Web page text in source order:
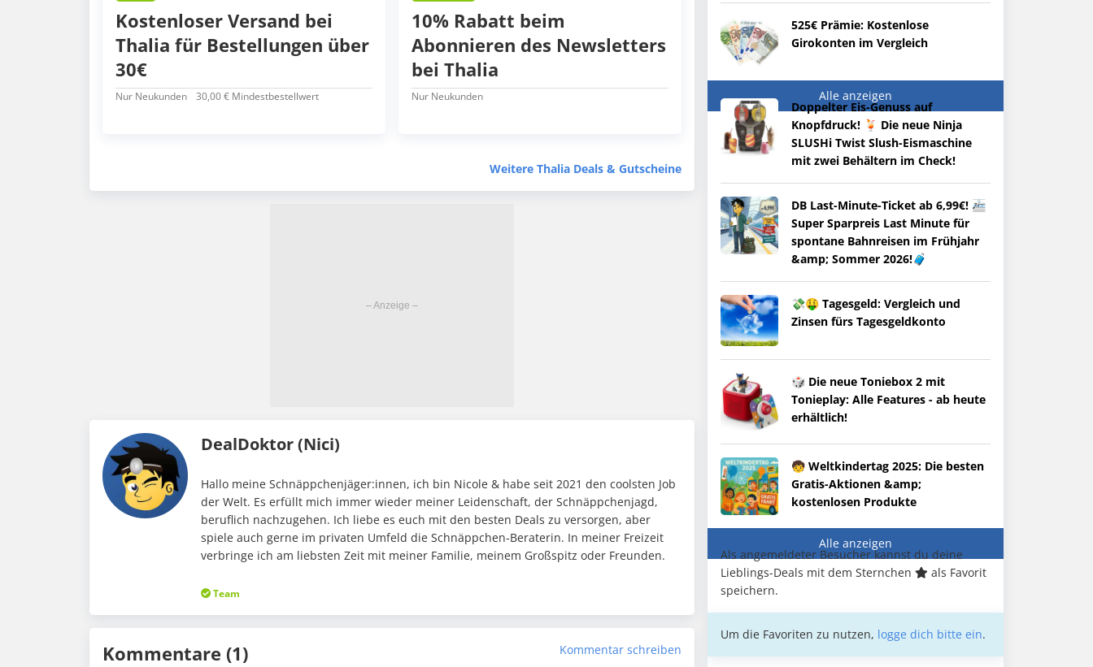
Kostenloser Versand bei
Thalia für Bestellungen über
30€
Nur Neukunden 30,00 € Mindestbestellwert
10% Rabatt beim
Abonnieren des Newsletters
bei Thalia
Nur Neukunden
Weitere Thalia Deals & Gutscheine
DealDoktor (Nici)
Hallo meine Schnäppchenjäger:innen, ich bin Nicole & habe seit 2021 den coolsten Job
der Welt. Es erfüllt mich immer wieder meiner Leidenschaft, der Schnäppchenjagd,
beruflich nachzugehen. Ich liebe es euch mit den besten Deals zu versorgen, aber
spiele auch gerne im privaten Umfeld die Schnäppchen-Beraterin. In meiner Freizeit
verbringe ich am liebsten Zeit mit meiner Familie, meinem Großspitz oder Freunden.
Team
Kommentare (1) Kommentar schreiben
525€ Prämie: Kostenlose
Girokonten im Vergleich
Alle anzeigen
Doppelter Eis-Genuss auf
Knopfdruck! 🍹 Die neue Ninja
SLUSHi Twist Slush-Eismaschine
mit zwei Behältern im Check!
DB Last-Minute-Ticket ab 6,99€! 🚈
Super Sparpreis Last Minute für
spontane Bahnreisen im Frühjahr
&amp; Sommer 2026!🧳
💸🤑 Tagesgeld: Vergleich und
Zinsen fürs Tagesgeldkonto
🎲 Die neue Toniebox 2 mit
Tonieplay: Alle Features - ab heute
erhältlich!
🧒 Weltkindertag 2025: Die besten
Gratis-Aktionen &amp;
kostenlosen Produkte
Alle anzeigen
Als angemeldeter Besucher kannst du deine
Lieblings-Deals mit dem Sternchen
als Favorit
speichern.
Um die Favoriten zu nutzen, logge dich bitte ein.